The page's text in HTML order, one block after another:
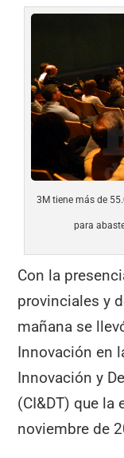
3M tiene más de
para
Con la
provinciales y
mañana se
Innovación en
Innovación y
(CI&DT) que la
noviembre de